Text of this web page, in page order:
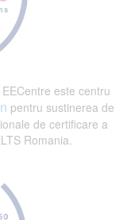
este centru
pentru sustinerea de
de certificare a
Romania.